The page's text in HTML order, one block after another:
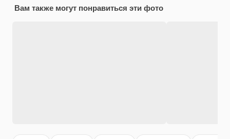
Вам также могут понравиться эти фото